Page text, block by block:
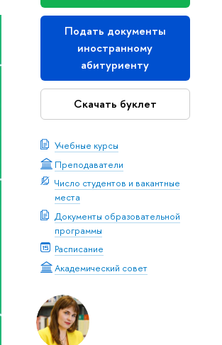
Подать документы
иностранному
абитуриенту
Скачать буклет
Учебные курсы
Преподаватели
Число студентов и вакантные
места
Документы образовательной
программы
Расписание
Академический совет